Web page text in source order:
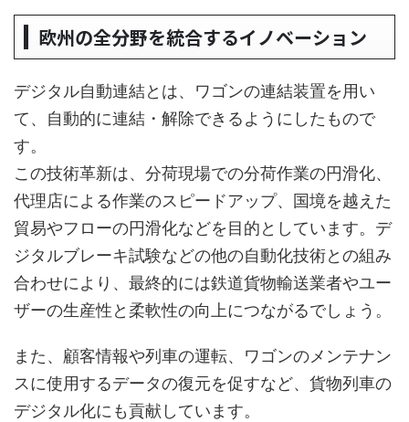
欧州の全分野を統合するイノベーション
デジタル自動連結とは、ワゴンの連結装置を用い
て、自動的に連結・解除できるようにしたもので
す。
この技術革新は、分荷現場での分荷作業の円滑化、
代理店による作業のスピードアップ、国境を越えた
貿易やフローの円滑化などを目的としています。デ
ジタルブレーキ試験などの他の自動化技術との組み
合わせにより、最終的には鉄道貨物輸送業者やユー
ザーの生産性と柔軟性の向上につながるでしょう。
また、顧客情報や列車の運転、ワゴンのメンテナン
スに使用するデータの復元を促すなど、貨物列車の
デジタル化にも貢献しています。